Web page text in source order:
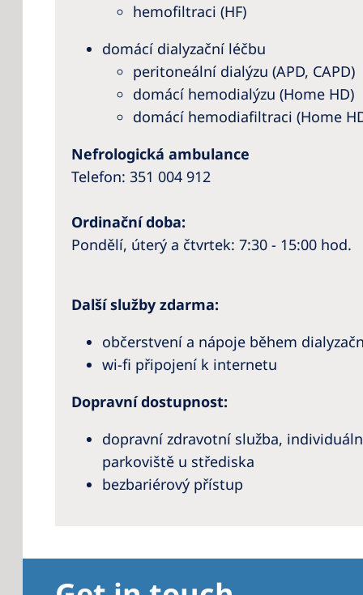
hemofiltraci (HF)
domácí dialyzační léčbu
peritoneální dialýzu (APD, CAPD)
domácí hemodialýzu (Home HD)
domácí hemodiafiltraci (Home
Nefrologická ambulance
Telefon: 351 004 912
Ordinační doba:
Pondělí, úterý a čtvrtek: 7:30 - 15:00 hod.
Další služby zdarma:
občerstvení a nápoje během
wi-fi připojení k internetu
Dopravní dostupnost:
dopravní zdravotní služba,
parkoviště u střediska
bezbariérový přístup